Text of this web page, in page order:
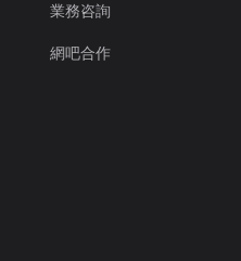
業務咨詢
網吧合作